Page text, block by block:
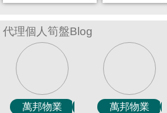
於
我
們
代理個人筍盤Blog
萬邦物業
萬邦物業
萬邦物業
萬邦物業
萬邦物業 萬邦物業
萬邦物業
萬邦物業
萬邦物業
萬邦物業萬邦物業